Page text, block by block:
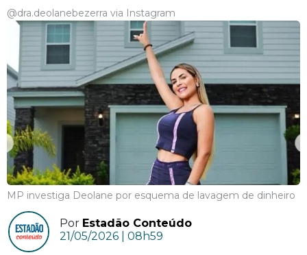
@dra.deolanebezerra via Instagram
MP investiga Deolane por esquema de lavagem de dinheiro
Por Estadão Conteúdo
21/05/2026 | 08h59